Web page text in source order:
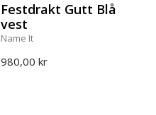
Festdrakt Gutt Blå
vest
Name It
980,00 kr